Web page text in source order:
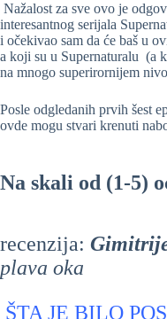
Nažalost za sve ovo je
interesantnog serijala
i očekivao sam da će baš u
a koji su u Supernaturalu (a
na mnogo superirornijem
Posle odgledanih prvih šest
ovde mogu stvari krenuti
Na skali od (1-5)
recenzija:
plava oka
ŠTA JE BILO